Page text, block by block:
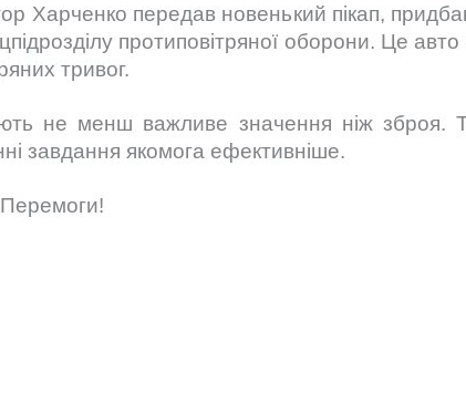
Харченко передав новенький пікап,
протиповітряної оборони. Це авто
тривог.
не менш важливе значення ніж зброя.
завдання якомога ефективніше.